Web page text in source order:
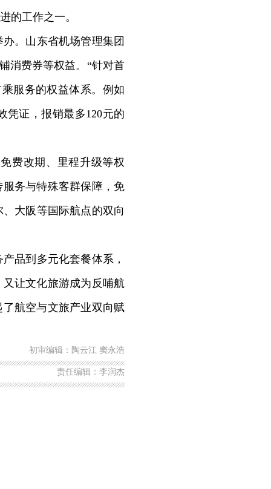
的工作之一。
。山东省机场管理集团
消费券等权益。“针对首
服务的权益体系。例如
凭证，报销最多120元的
改期、里程升级等权
务与特殊客群保障，免
大阪等国际航点的双向
品到多元化套餐体系，
让文化旅游成为反哺航
航空与文旅产业双向赋
初审编辑：陶云江 窦永浩
责任编辑：李润杰